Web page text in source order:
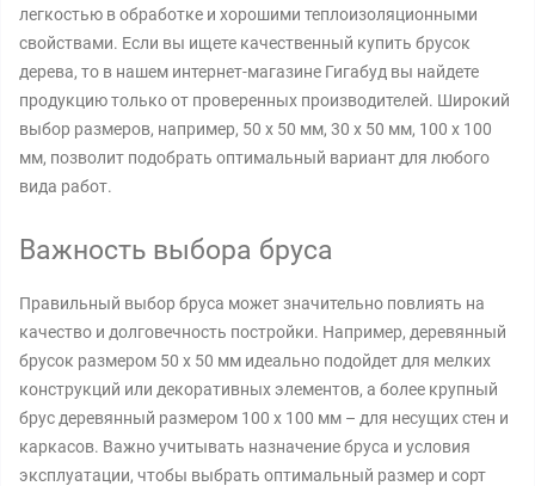
легкостью в обработке и хорошими теплоизоляционными
свойствами. Если вы ищете качественный купить брусок
дерева, то в нашем интернет-магазине Гигабуд вы найдете
продукцию только от проверенных производителей. Широкий
выбор размеров, например, 50 х 50 мм, 30 х 50 мм, 100 х 100
мм, позволит подобрать оптимальный вариант для любого
вида работ.
Важность выбора бруса
Правильный выбор бруса может значительно повлиять на
качество и долговечность постройки. Например, деревянный
брусок размером 50 х 50 мм идеально подойдет для мелких
конструкций или декоративных элементов, а более крупный
брус деревянный размером 100 х 100 мм – для несущих стен и
каркасов. Важно учитывать назначение бруса и условия
эксплуатации, чтобы выбрать оптимальный размер и сорт